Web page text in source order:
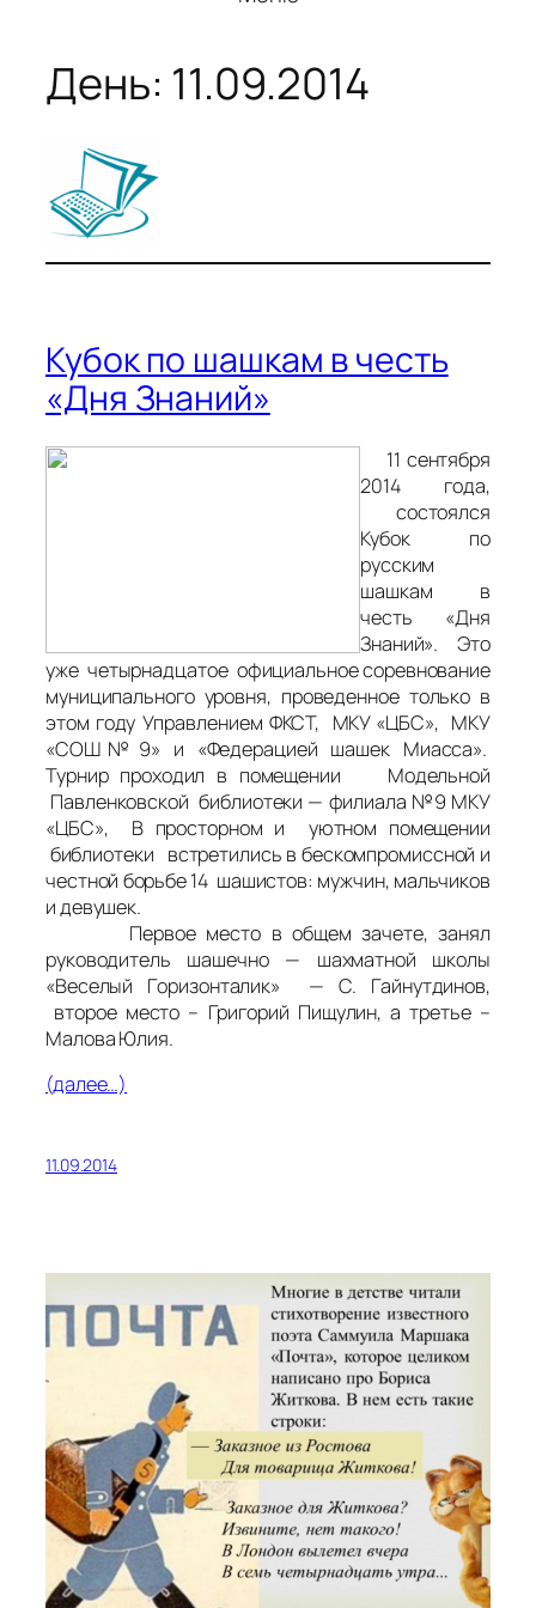
День: 11.09.2014
Кубок по шашкам в честь
«Дня Знаний»
11 сентября
2014 года,
состоялся
Кубок по
русским
шашкам в
честь «Дня
Знаний». Это
уже четырнадцатое официальное соревнование
муниципального уровня, проведенное только в
этом году Управлением ФКСТ, МКУ «ЦБС», МКУ
«СОШ № 9» и «Федерацией шашек Миасса».
Турнир проходил в помещении Модельной
Павленковской библиотеки — филиала №9 МКУ
«ЦБС», В просторном и уютном помещении
библиотеки встретились в бескомпромиссной и
честной борьбе 14 шашистов: мужчин, мальчиков
и девушек.
Первое место в общем зачете, занял
руководитель шашечно — шахматной школы
«Веселый Горизонталик» — С. Гайнутдинов,
второе место – Григорий Пищулин, а третье –
Малова Юлия.
(далее…)
11.09.2014